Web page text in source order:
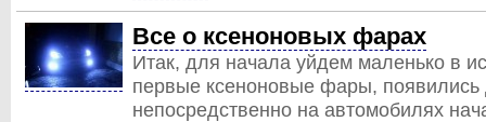
Все о ксеноновых фарах
Итак, для начала уйдем маленько в
первые ксеноновые фары, появились
непосредственно на автомобилях